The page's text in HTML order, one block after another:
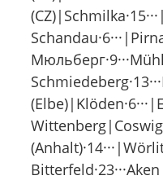
Wittenberg|Coswig